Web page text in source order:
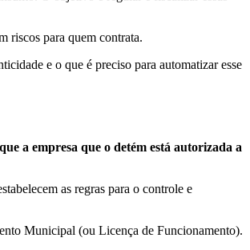
riscos para quem contrata.
e o que é preciso para automatizar esse
a empresa que o detém está autorizada a
as regras para o controle e
Municipal (ou Licença de Funcionamento).